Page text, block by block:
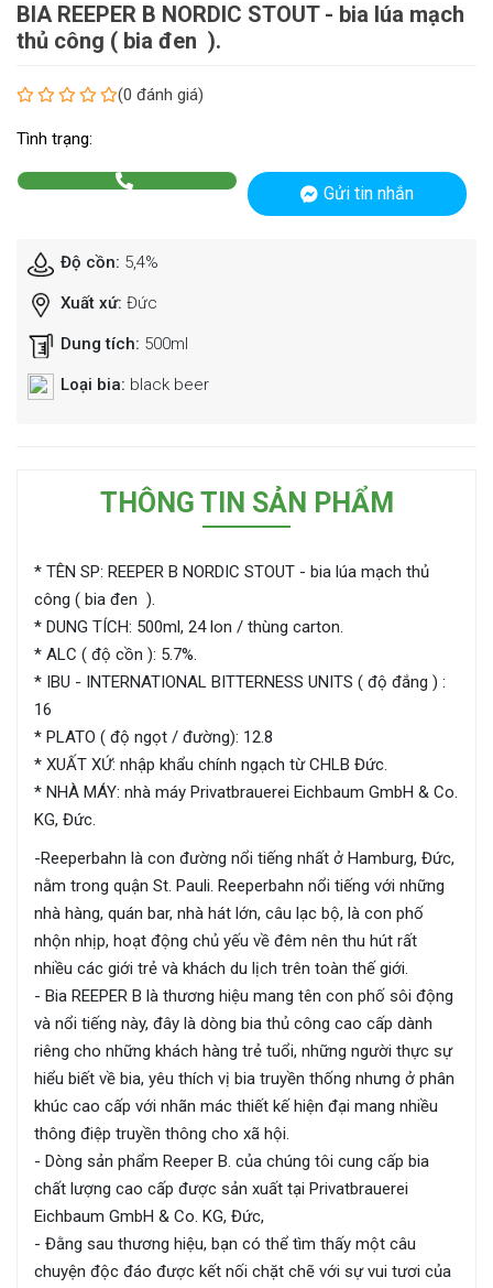
BIA REEPER B NORDIC STOUT - bia lúa mạch
thủ công ( bia đen ).
(0 đánh giá)
Tình trạng:
Gửi tin nhắn
Độ cồn: 5,4%
Xuất xứ: Đức
Dung tích: 500ml
Loại bia: black beer
THÔNG TIN SẢN PHẨM
* TÊN SP: REEPER B NORDIC STOUT - bia lúa mạch thủ
công ( bia đen ).
* DUNG TÍCH: 500ml, 24 lon / thùng carton.
* ALC ( độ cồn ): 5.7%.
* IBU - INTERNATIONAL BITTERNESS UNITS ( độ đắng ) :
16
* PLATO ( độ ngọt / đường): 12.8
* XUẤT XỨ: nhập khẩu chính ngạch từ CHLB Đức.
* NHÀ MÁY: nhà máy Privatbrauerei Eichbaum GmbH & Co.
KG, Đức.
-Reeperbahn là con đường nổi tiếng nhất ở Hamburg, Đức,
nằm trong quận St. Pauli. Reeperbahn nổi tiếng với những
nhà hàng, quán bar, nhà hát lớn, câu lạc bộ, là con phố
nhộn nhịp, hoạt động chủ yếu về đêm nên thu hút rất
nhiều các giới trẻ và khách du lịch trên toàn thế giới.
- Bia REEPER B là thương hiệu mang tên con phố sôi động
và nổi tiếng này, đây là dòng bia thủ công cao cấp dành
riêng cho những khách hàng trẻ tuổi, những người thực sự
hiểu biết về bia, yêu thích vị bia truyền thống nhưng ở phân
khúc cao cấp với nhãn mác thiết kế hiện đại mang nhiều
thông điệp truyền thông cho xã hội.
- Dòng sản phẩm Reeper B. của chúng tôi cung cấp bia
chất lượng cao cấp được sản xuất tại Privatbrauerei
Eichbaum GmbH & Co. KG, Đức,
- Đằng sau thương hiệu, bạn có thể tìm thấy một câu
chuyện độc đáo được kết nối chặt chẽ với sự vui tươi của